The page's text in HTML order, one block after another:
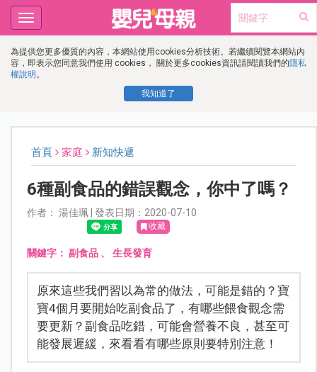
為提供您更多優質的內容，本網站使用cookies分析技術。若繼續閱覽本網站內
容，即表示您同意我們使用 cookies， 關於更多cookies資訊請閱讀我們的隱私
權說明 。
我知道了
Toggle
navigation
首頁 家庭 新知快遞
6種副食品的錯誤觀念，你中了嗎？
作者： 湯佳珮 | 發表日期：2020-07-10
收藏
關鍵字： 副食品、 生長發育
原來這些我們習以為常的做法，可能是錯的？寶
寶4個月要開始吃副食品了，有哪些餵食觀念需
要更新？副食品吃錯，可能會營養不良，甚至可
能發展遲緩，來看看有哪些原則要特別注意！